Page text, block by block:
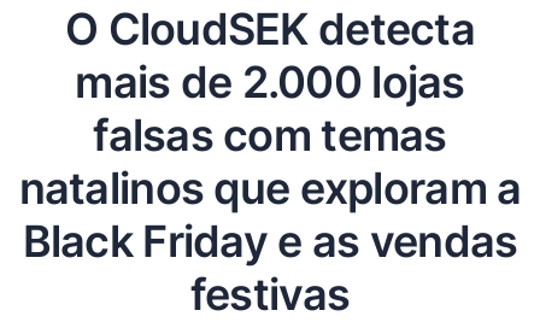
O CloudSEK detecta
mais de 2.000 lojas
falsas com temas
natalinos que exploram a
Black Friday e as vendas
festivas